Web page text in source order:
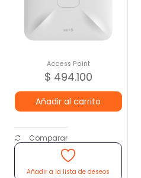
Access Point
$ 494.100
Añadir al carrito
Comparar
Añadir a la lista de deseos